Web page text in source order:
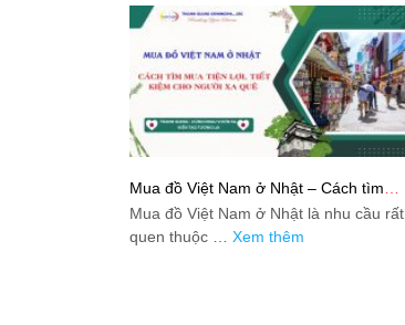
Mua đồ Việt Nam ở Nhật – Cách tìm
mua tiện lợi, tiết kiệm cho người xa quê
Mua đồ Việt Nam ở Nhật là nhu cầu rất
quen thuộc … Xem thêm